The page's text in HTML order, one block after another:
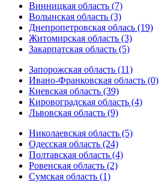
Винницкая область (7)
Волынская область (3)
Днепропетровская облась (19)
Житомирская область (3)
Закарпатская область (5)
Запорожская область (11)
Ивано-Франковская область (0)
Киевская область (39)
Кировоградская область (4)
Львовская область (9)
Николаевская область (5)
Одесская область (24)
Полтавская область (4)
Ровенская область (2)
Сумская область (1)